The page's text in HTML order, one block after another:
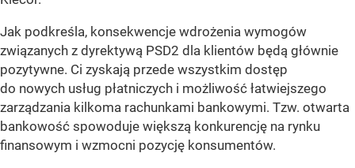
Jak podkreśla, konsekwencje wdrożenia wymogów
związanych z dyrektywą PSD2 dla klientów będą głównie
pozytywne. Ci zyskają przede wszystkim dostęp
do nowych usług płatniczych i możliwość łatwiejszego
zarządzania kilkoma rachunkami bankowymi. Tzw. otwarta
bankowość spowoduje większą konkurencję na rynku
finansowym i wzmocni pozycję konsumentów.